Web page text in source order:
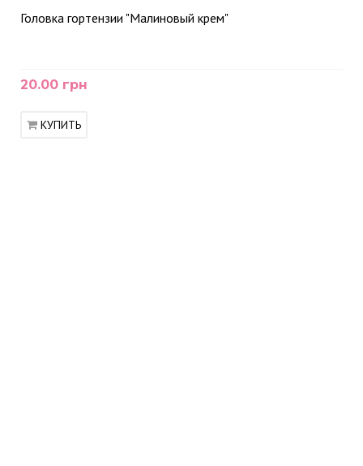
Головка гортензии "Малиновый крем"
20.00 грн
КУПИТЬ